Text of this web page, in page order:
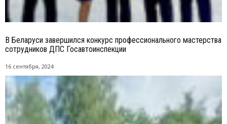
В Беларуси завершился конкурс профессионального мастерства
сотрудников ДПС Госавтоинспекции
16 сентября, 2024